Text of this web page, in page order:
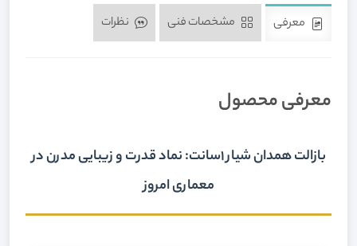
معرفی
معرفی محصول
بازالت همدان شیار 1سانت: نماد قدرت و زیبایی مدرن در
معماری امروز